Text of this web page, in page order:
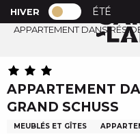
A
l
r
a
u
c
PAGE D’ACCUEIL
HIVER PAGE
ÉTÉ
Accueil
APPARTEMENT DANS
APPARTEMENT
GRAND SCHUSS
MEUBLÉS ET GÎTES